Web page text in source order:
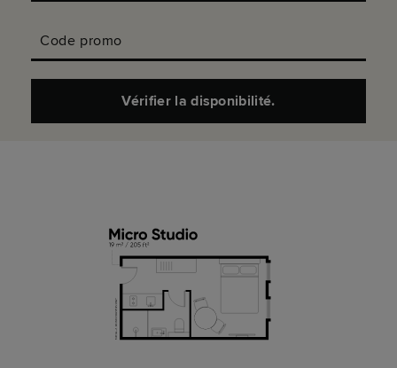
Code promo
Vérifier la disponibilité.